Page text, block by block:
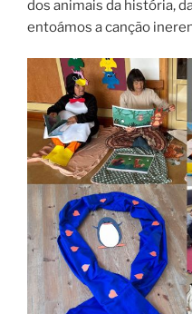
dos animais da história,
entoámos a canção